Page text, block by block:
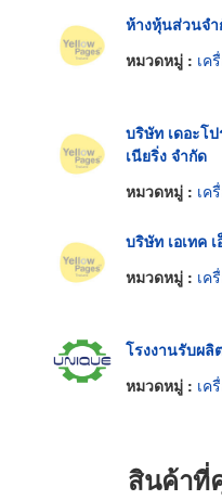
ห้างหุ้นส่วนจ
หมวดหมู่ : เค
บริษัท เดอะโ
เนียริ่ง จำกัด
หมวดหมู่ : เค
บริษัท เอเทค
หมวดหมู่ : เค
โรงงานรับผลิ
หมวดหมู่ : เค
สินค้าที่